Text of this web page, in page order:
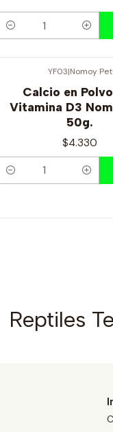
Cantidad
YF03|Nomoy Pet
Calcio en
Vitamina D3
50g.
$4.330
Cantidad
Reptiles